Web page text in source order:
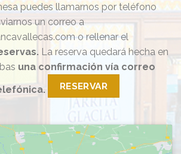
puedes llamarnos por teléfono
un correo a
o rellenar el
La reserva quedará hecha en
una confirmación vía correo
RESERVAR